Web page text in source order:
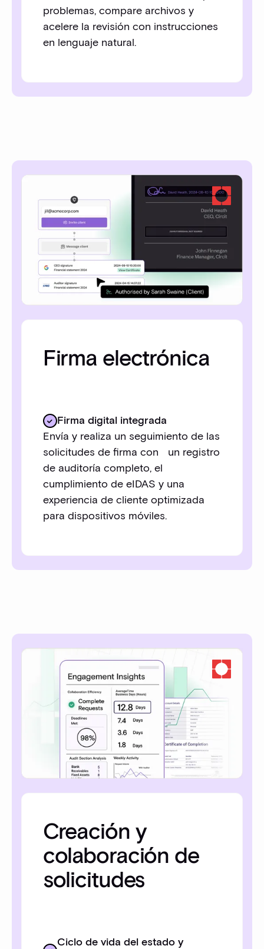
problemas, compare archivos y
acelere la revisión con instrucciones
en lenguaje natural.
Firma electrónica
Firma digital integrada
Envía y realiza un seguimiento de las
solicitudes de firma con un registro
de auditoría completo, el
cumplimiento de eIDAS y una
experiencia de cliente optimizada
para dispositivos móviles.
Creación y
colaboración de
solicitudes
Ciclo de vida del estado y